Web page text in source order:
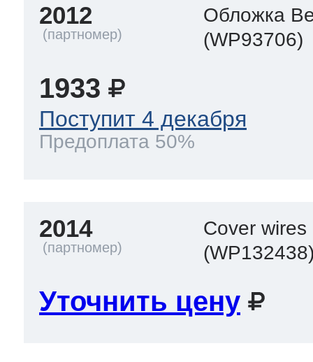
2012
Обложка
(WP93706)
1933
Поступит 4 декабря
Предоплата 50%
2014
Cover wires
Уточнить цену